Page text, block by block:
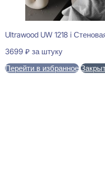
Ultrawood UW 1218 i
3699 ₽ за штуку
Перейти в избранное